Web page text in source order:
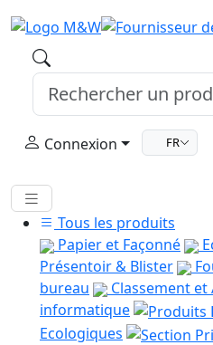
Connexion FR
Tous les produits
Papier et Façonné
Présentoir & Blister
bureau
Classement et
informatique
Ecologiques